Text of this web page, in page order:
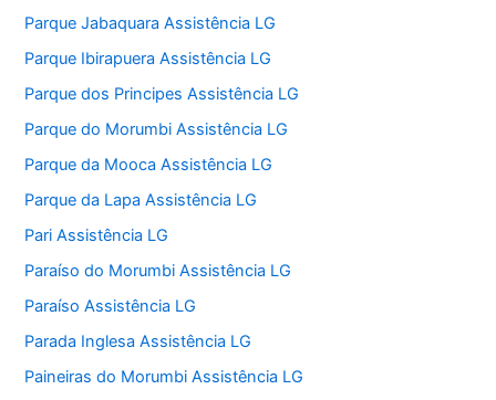
Parque Jabaquara Assistência LG
Parque Ibirapuera Assistência LG
Parque dos Principes Assistência LG
Parque do Morumbi Assistência LG
Parque da Mooca Assistência LG
Parque da Lapa Assistência LG
Pari Assistência LG
Paraíso do Morumbi Assistência LG
Paraíso Assistência LG
Parada Inglesa Assistência LG
Paineiras do Morumbi Assistência LG